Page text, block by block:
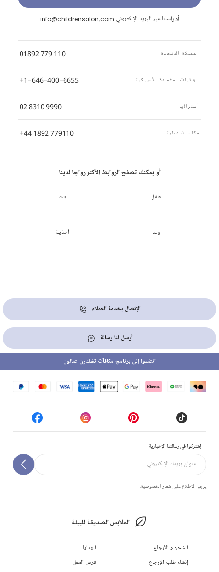
أو راسلنا عبر البريد الإلكتروني info@childrensalon.com
المملكة المتحدة 01892 779 110
الولايات المتّحدة الأمريكية +1-646-400-6655
أستراليا 02 8310 9990
مكالمات دولية +44 1892 779110
أو يمكنك تصفح الروابط الأكثر رواجا لدينا
طفل بنت
ولـد أحذيـة
الإتصال بخدمة العملاء
أرسل لنا رسالة
إشتركوا في رسالتنا الإخبارية
يرجى الاطلاع على إشعار الخصوصية.
الملابس الصديقة للبيئة
انضموا إلى برنامج مكافآت تشلدرن صالون
الشحن و الأرجاع
إنشاء طلب الإرجاع
الهدايا
فرص العمل